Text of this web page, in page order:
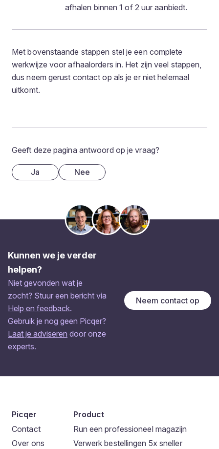
afhalen binnen 1 of 2 uur aanbiedt.
Met bovenstaande stappen stel je een complete
werkwijze voor afhaalorders in. Het zijn veel stappen,
dus neem gerust contact op als je er niet helemaal
uitkomt.
Geeft deze pagina antwoord op je vraag?
Ja Nee
Kunnen we je verder
helpen?
Niet gevonden wat je
zocht? Stuur een bericht via
Help en feedback.
Gebruik je nog geen Picqer?
Laat je adviseren door onze
experts.
Neem contact op
Picqer
Contact
Over ons
Product
Run een professioneel magazijn
Verwerk bestellingen 5x sneller